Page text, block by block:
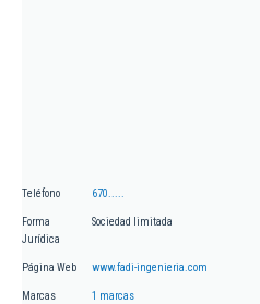
Teléfono 670.....
Forma
Jurídica
Sociedad limitada
Página Web www.fadi-ingenieria.com
Marcas 1 marcas